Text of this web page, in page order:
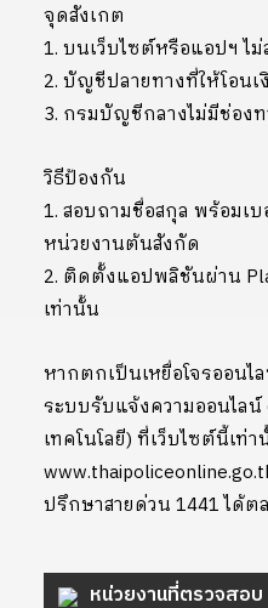
จุดสังเกต
1. บนเว็บไซต์หรือแอปฯ ไ
2. บัญชีปลายทางที่ให้โอน
3. กรมบัญชีกลางไม่มีช่อง
วิธีป้องกัน
1. สอบถามชื่อสกุล พร้อมเ
หน่วยงานต้นสังกัด
2. ติดตั้งแอปพลิชันผ่าน
เท่านั้น
หากตกเป็นเหยื่อโจรออนไ
ระบบรับแจ้งความออนไล
เทคโนโลยี) ที่เว็บไซต์นี้เท่า
ปรึกษาสายด่วน 1441 ได้ต
หน่วยงานที่ตรวจสอบ